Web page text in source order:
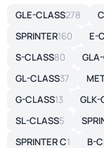
GLE-CLASS278
SPRINTER160 E-
S-CLASS80
GL-CLASS37
G-CLASS13 GLK-
SL-CLASS5
SPRINTER C1 B-